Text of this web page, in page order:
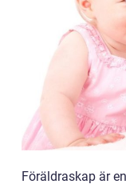
Föräldraskap är